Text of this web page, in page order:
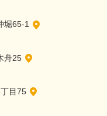
堀65-1
舟25
目75